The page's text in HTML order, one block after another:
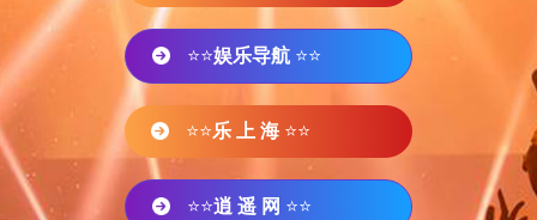
⭐⭐娱乐导航 ⭐⭐
⭐⭐乐 上 海 ⭐⭐
⭐⭐逍 遥 网 ⭐⭐